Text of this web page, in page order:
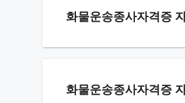
화물운송종사자격증
화물운송종사자격증